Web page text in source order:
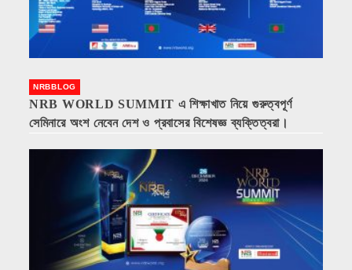
NRBBLOG
NRB WORLD SUMMIT এ শিক্ষাখাত নিয়ে গুরুত্বপূর্ণ
সেমিনারে অংশ নেবেন দেশ ও প্রবাসের বিশেষজ্ঞ ব্যক্তিত্বরা।